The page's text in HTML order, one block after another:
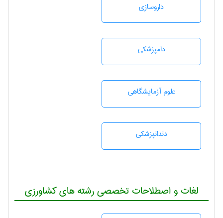
داروسازی
دامپزشكی
علوم آزمايشگاهی
دندانپزشكی
لغات و اصطلاحات تخصصی رشته های کشاورزی